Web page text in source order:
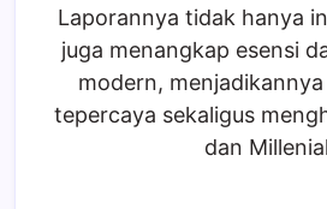
Laporannya tidak hanya
juga menangkap esensi
modern,
tepercaya sekaligus
dan